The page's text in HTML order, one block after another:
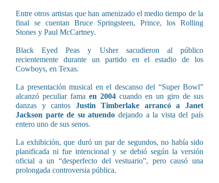
Entre otros artistas que han amenizado el medio tiempo de la
final se cuentan Bruce Springsteen, Prince, los Rolling
Stones y Paul McCartney.
Black Eyed Peas y Usher sacudieron al público
recientemente durante un partido en el estadio de los
Cowboys, en Texas.
La presentación musical en el descanso del “Super Bowl”
alcanzó peculiar fama en 2004 cuando en un giro de sus
danzas y cantos Justin Timberlake arrancó a Janet
Jackson parte de su atuendo dejando a la vista del país
entero uno de sus senos.
La exhibición, que duró un par de segundos, no había sido
planificada ni fue intencional y se debió según la versión
oficial a un “desperfecto del vestuario”, pero causó una
prolongada controversia pública.